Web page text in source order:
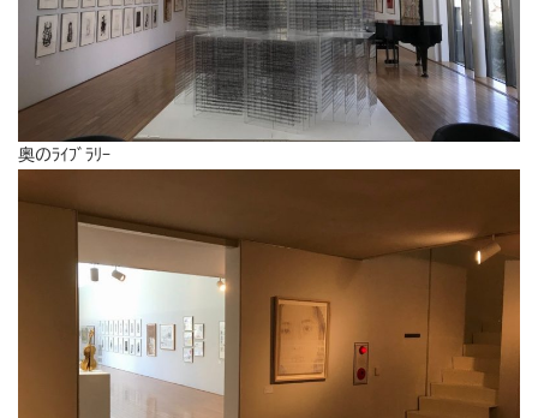
奥のﾗｲﾌﾞﾗﾘｰ